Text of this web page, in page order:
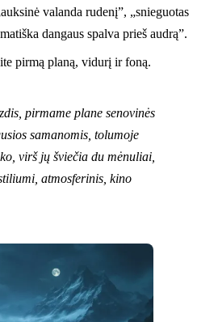
valanda rudenį”, „snieguotas
dangaus spalva prieš audrą”.
pirmą planą, vidurį ir foną.
pirmame plane senovinės
samanomis, tolumoje
virš jų šviečia du mėnuliai,
atmosferinis, kino